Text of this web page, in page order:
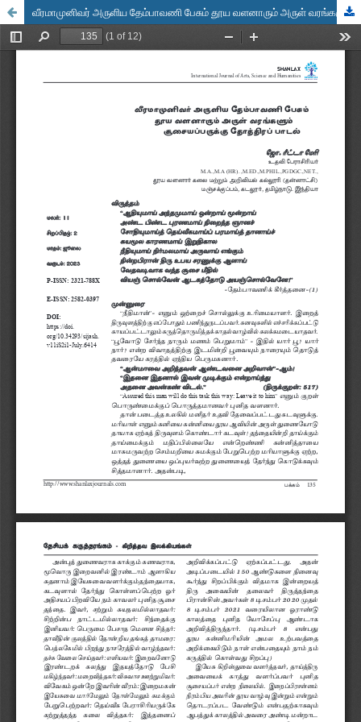
வீரமாமுனிவர் அருளிய தேம்பாவணி பேசும் தூய வளனாரும் அருள் வரங்களும் சூசையப்பருக்கு தோத்திரப் பாடல்